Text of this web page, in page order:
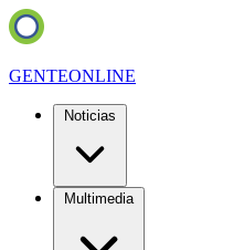
GENTEONLINE
Noticias
Multimedia